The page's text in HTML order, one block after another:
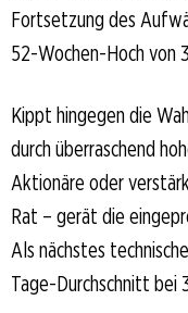
Fortsetzung des
52-Wochen-Hoch von
Kippt hingegen die
durch überraschend
Aktionäre oder
Rat – gerät die
Als nächstes
Tage-Durchschnitt bei